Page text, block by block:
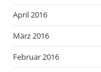
April 2016
März 2016
Februar 2016